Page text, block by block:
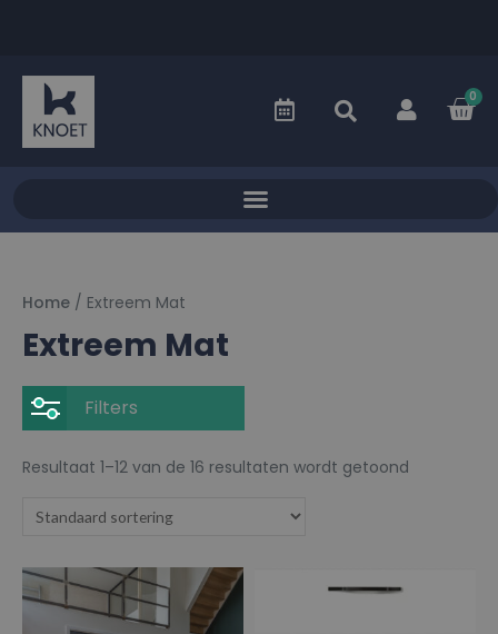
0
Home / Extreem Mat
Extreem Mat
Filters
Resultaat 1–12 van de 16 resultaten wordt getoond